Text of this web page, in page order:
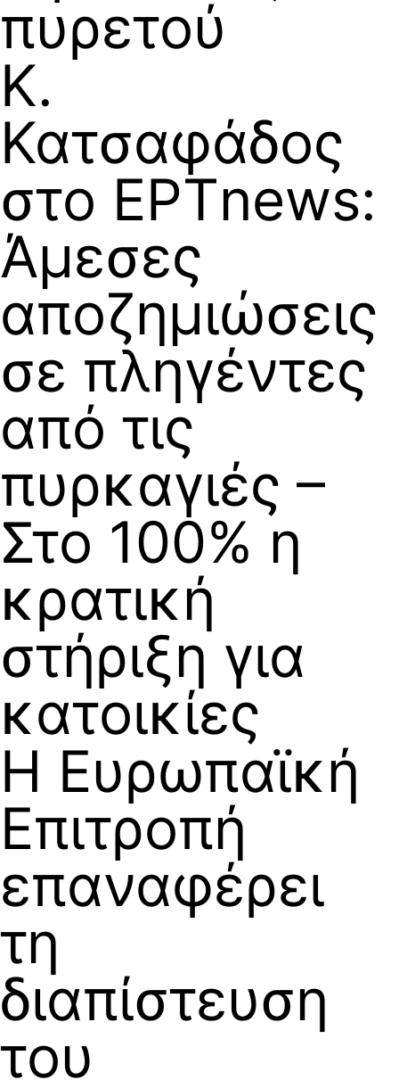
πυρετού
Κ.
Κατσαφάδος
στο ΕΡΤnews:
Άμεσες
αποζημιώσεις
σε πληγέντες
από τις
πυρκαγιές –
Στο 100% η
κρατική
στήριξη για
κατοικίες
H Ευρωπαϊκή
Επιτροπή
επαναφέρει
τη
διαπίστευση
του